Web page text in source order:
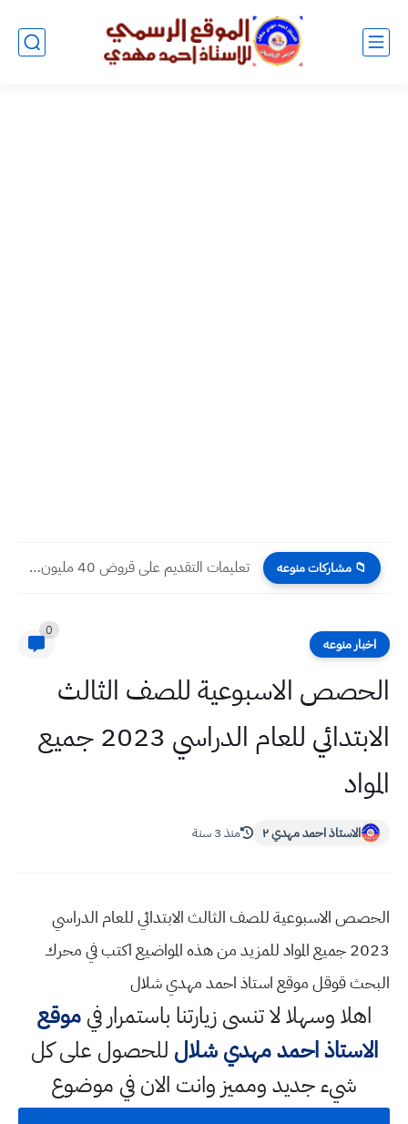
📁 مشاركات منوعه تعليمات التقديم على قروض 40 مليون بدون فوائد 2023
اخبار منوعه
0
الحصص الاسبوعية للصف الثالث
الابتدائي للعام الدراسي 2023 جميع
المواد
الاستاذ احمد مهدي ٢ منذ 3 سنة
الحصص الاسبوعية للصف الثالث الابتدائي للعام الدراسي
2023 جميع المواد للمزيد من هذه المواضيع اكتب في محرك
البحث قوقل موقع استاذ احمد مهدي شلال
اهلا وسهلالا تنسى زيارتنا باستمرار فيموقع
الاستاذ احمد مهدي شلال للحصول على كل
شيء جديد ومميز وانت الان في موضوع